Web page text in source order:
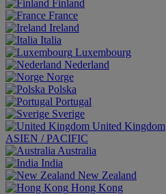
Finland
France
Ireland
Italia
Luxembourg
Nederland
Norge
Polska
Portugal
Sverige
United Kingdom
ASIEN / PACIFIC
Australia
India
New Zealand
Hong Kong